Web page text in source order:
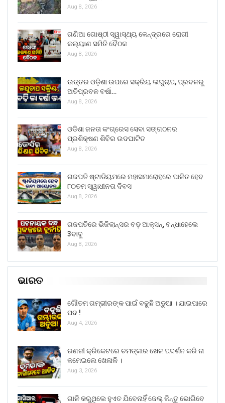
Aug 8, 2026
ଗଣିଆ ଗୋଷ୍ଠୀ ସ୍ୱାସ୍ଥ୍ୟ କେନ୍ଦ୍ରରେ ରୋଗୀ
କଲ୍ୟାଣ ସମିତି ବୈଠକ
Aug 8, 2026
ଉତ୍ତର ଓଡ଼ିଶା ଉପରେ ସକ୍ରିୟ ଲଘୁଚାପ, ପ୍ରବଳରୁ
ଅତିପ୍ରବଳ ବର୍ଷା…
Aug 8, 2026
ଓଡିଶା ଜନତା କଂଗ୍ରେସ ସେବା ସଙ୍ଗଠନର
ପ୍ରଶିକ୍ଷଣ ଶିବିର ଉଦଘାଟିତ
Aug 8, 2026
ଗଜପତି ଷ୍ଟାଡିୟମରେ ମହାସମାରୋହରେ ପାଳିତ ହେବ
୮୦ତମ ସ୍ୱାଧୀନତା ଦିବସ
Aug 8, 2026
ଗଜପତିରେ ଭିଜିଲାନ୍ସର ବଡ଼ ଆକ୍ସନ୍, ବନ୍ଧାହେଲେ
3ବାବୁ
Aug 8, 2026
ଭାରତ
ଗୌତମ ଗମ୍ଭୀରଙ୍କ ପାଇଁ ବଢୁଛି ଅଡୁଆ । ଯାଇପାରେ
ପଦ !
Aug 4, 2026
ରଣଜୀ କ୍ରିକେଟରେ ଚମତ୍କାର ଖେଳ ପଦର୍ଶନ କରି ନା
କମେଇଲେ ଖେଳାଳି ।
Aug 3, 2026
ଗାଳି କରୁଥିଲେ ହୁଏତ ଯିବେନାହିଁ ଜେଲ୍ କିନ୍ତୁ ଭୋଗିବେ